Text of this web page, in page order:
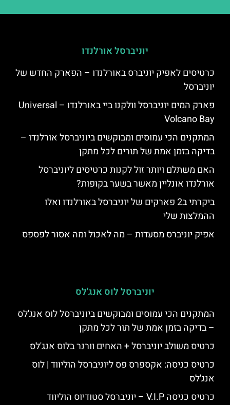
יוניברסל אורלנדו
כרטיסים לאפיק יוניברס באורלנדו – הפארק החדש של
יוניברסל
פארק המים יוניברסל וולקנו ביי באורלנדו – Universal
Volcano Bay
המתקנים הכי עמוסים ומבוקשים ביוניברסל אורלנדו –
בדיקה בזמן אמת של תורים לכל מתקן
האם משתלם ויותר זול לקנות כרטיסים ליוניברסל
אורלנדו אונליין מאשר בשער בקופות?
ביקרתי ב2 פארקים של יוניברסל באורלנדו ואלו
ההמלצות שלי
אפיק יוניברס מסעדות – מה לאכול ומה אסור לפספס
יוניברסל לוס אנג'לס
המתקנים הכי עמוסים ומבוקשים ביוניברסל לוס אנג'לס
– בדיקה בזמן אמת של תור לכל מתקן
כרטיס משולב יוניברסל + האחים וורנר בלוס אנג'לס
כרטיס כניסה: אקספרס פס ליוניברסל הוליווד | לוס
אנג'לס
כרטיס כניסה V.I.P – יוניברסל סטודיוס הוליווד